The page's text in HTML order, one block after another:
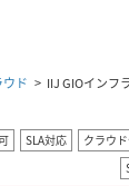
ウド
IIJ GIOインフ
SLA対応 クラウ